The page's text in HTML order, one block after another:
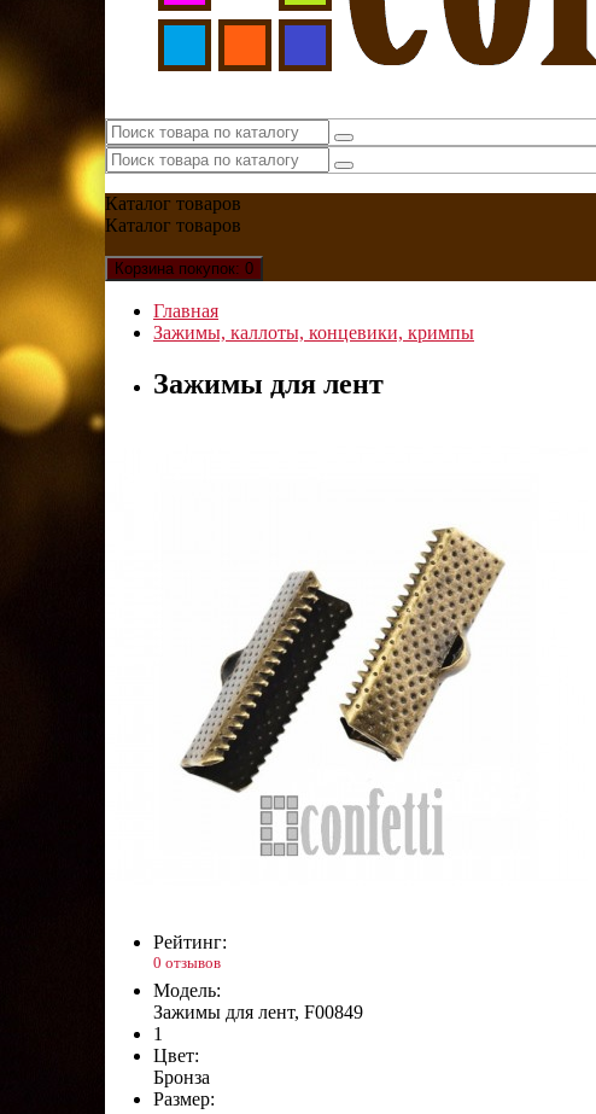
Каталог товаров
Каталог товаров
Корзина покупок: 0
Главная
Зажимы, каллоты, концевики, кримпы
Зажимы для лент
Рейтинг:
0 отзывов
Модель:
Зажимы для лент, F00849
1
Цвет:
Бронза
Размер: